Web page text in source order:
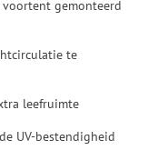
gemonteerd
te
leefruimte
UV-bestendigheid